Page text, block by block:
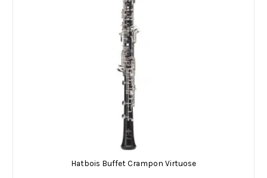
Hatbois Buffet Crampon Virtuose